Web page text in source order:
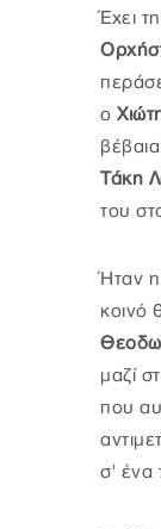
Έχει
ο
Τάκη
του
Ήταν
κοινό
μαζί
που
σ' ένα